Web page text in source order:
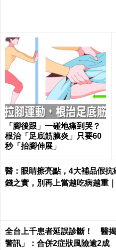
「腳後跟」一碰地痛到哭？
根治「足底筋膜炎」只要60
秒「抬腳伸展」
醫：眼睛擦亮點，4大補品假抗
錢之實，別再上當越吃病越重
全台上千患者延誤診斷！ 醫
警訊」：合併2症狀風險逾2成